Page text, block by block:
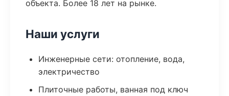
объекта. Более 18 лет на рынке.
Наши услуги
Инженерные сети: отопление, вода,
электричество
Плиточные работы, ванная под ключ